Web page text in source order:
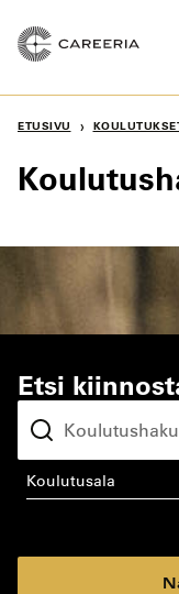
sisältöön
ETUSIVU ›
Etsi
koulutusala